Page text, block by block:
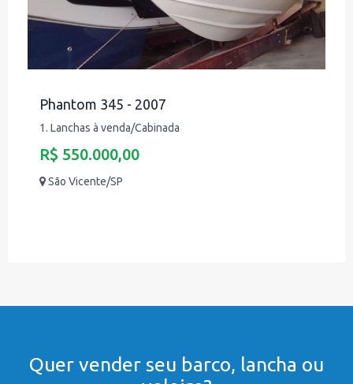
Phantom 345 - 2007
1. Lanchas à venda/Cabinada
R$ 550.000,00
São Vicente/SP
Quer vender seu barco, lancha ou